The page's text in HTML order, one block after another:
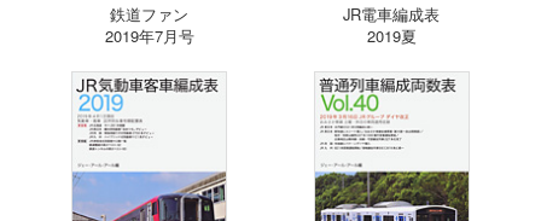
鉄道ファン
2019年7月号
JR電車編成表
2019夏